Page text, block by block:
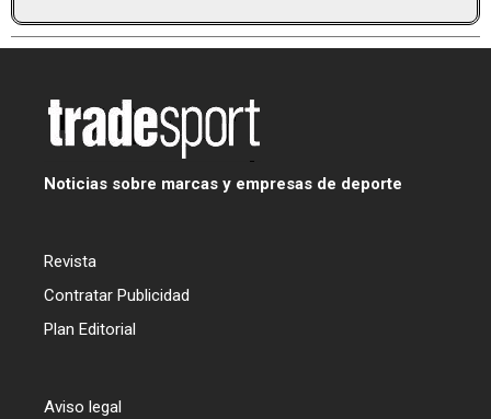
Noticias sobre marcas y empresas de deporte
Revista
Contratar Publicidad
Plan Editorial
Aviso legal